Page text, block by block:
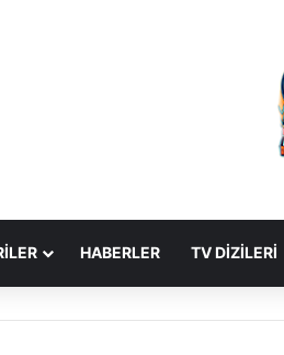
HABERLER TV DIZILERI